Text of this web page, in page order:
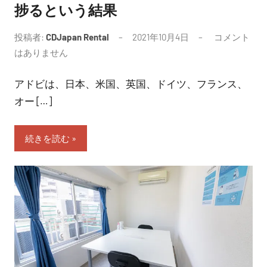
捗るという結果
投稿者: CDJapan Rental 2021年10月4日
コメント
はありません
アドビは、日本、米国、英国、ドイツ、フランス、
オー […]
続きを読む